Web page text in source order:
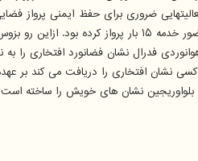
یک پرواز فضایی بودند و نه خدمه آن.
فدرال نشان فضانورد افتخاری را
نشان افتخاری را دریافت می کند بر
نشان های خویش را ساخته است